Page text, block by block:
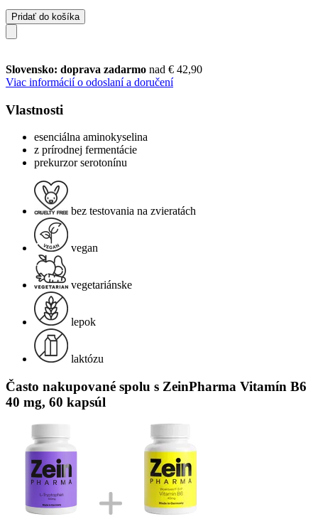
Pridať do košíka
Slovensko: doprava zadarmo nad € 42,90
Viac informácií o odoslaní a doručení
Vlastnosti
esenciálna aminokyselina
z prírodnej fermentácie
prekurzor serotonínu
bez testovania na zvieratách
vegan
vegetariánske
lepok
laktózu
Často nakupované spolu s ZeinPharma Vitamín B6
40 mg, 60 kapsúl